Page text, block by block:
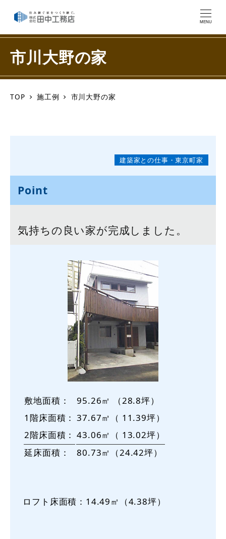
MENU
市川大野の家
TOP 施工例 市川大野の家
建築家との仕事・東京町家
気持ちの良い家が完成しました。
敷地面積：
95.26㎡ （28.8坪）
1階床面積： 37.67㎥（ 11.39坪）
2階床面積： 43.06㎡（ 13.02坪）
延床面積：
80.73㎡（24.42坪）
ロフト床面積：14.49㎡（4.38坪）